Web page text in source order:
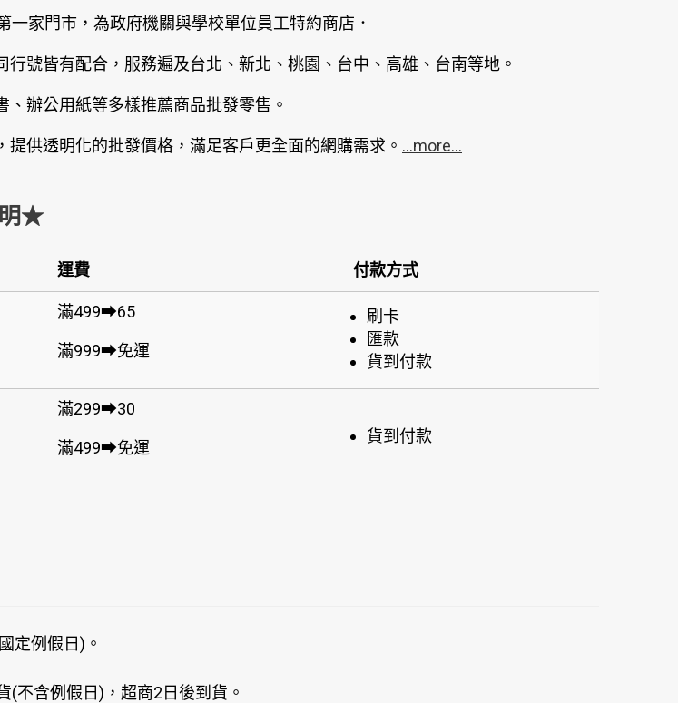
一家門市，為政府機關與學校單位員工特約商店．
行號皆有配合，服務遍及台北、新北、桃園、台中、高雄、台南等地。
辦公用紙等多樣推薦商品批發零售。
提供透明化的批發價格，滿足客戶更全面的網購需求。 ...more...
★
運費 付款方式
滿499➡65
滿999➡免運
刷卡
匯款
貨到付款
滿299➡30
滿499➡免運
貨到付款
定例假日)。
(不含例假日)，超商2日後到貨。